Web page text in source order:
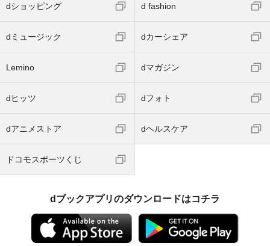
dショッピング d fashion
dミュージック dカーシェア
Lemino dマガジン
dヒッツ dフォト
dアニメストア dヘルスケア
ドコモスポーツくじ
dブックアプリのダウンロードはコチラ